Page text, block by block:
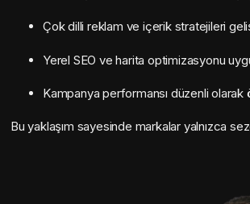
Çok dilli reklam ve içerik stratejileri
Yerel SEO ve harita optimizasyonu
Kampanya performansı düzenli olarak
Bu yaklaşım sayesinde markalar yalnızca